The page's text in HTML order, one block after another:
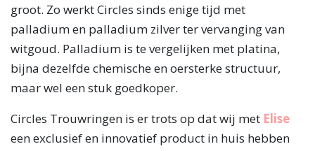
groot. Zo werkt Circles sinds enige tijd met
palladium en palladium zilver ter vervanging van
witgoud. Palladium is te vergelijken met platina,
bijna dezelfde chemische en oersterke structuur,
maar wel een stuk goedkoper.
Circles Trouwringen is er trots op dat wij met Elise
een exclusief en innovatief product in huis hebben